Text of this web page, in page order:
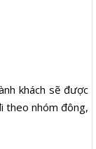
khách sẽ được
theo nhóm đông,